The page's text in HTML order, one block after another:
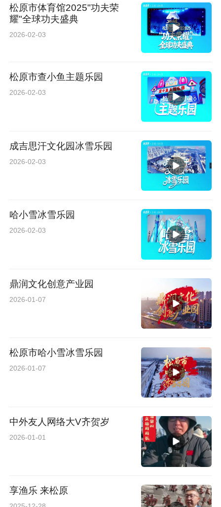
松原市体育馆2025"功夫荣
耀"全球功夫盛典
2026-02-03
松原市查小鱼主题乐园
2026-02-03
成吉思汗文化园冰雪乐园
2026-02-03
哈小雪冰雪乐园
2026-02-03
鼎润文化创意产业园
2026-01-07
松原市哈小雪冰雪乐园
2026-01-07
中外友人网络大V齐贺岁
2026-01-01
享渔乐 来松原